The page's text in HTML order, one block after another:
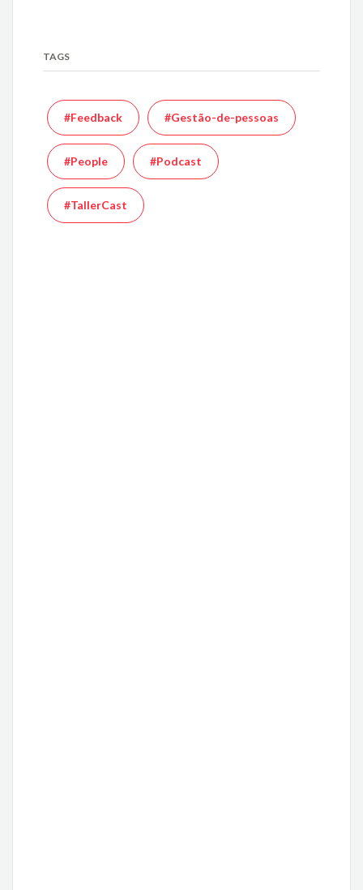
TAGS
#Feedback #Gestão-de-pessoas
#People #Podcast
#TallerCast